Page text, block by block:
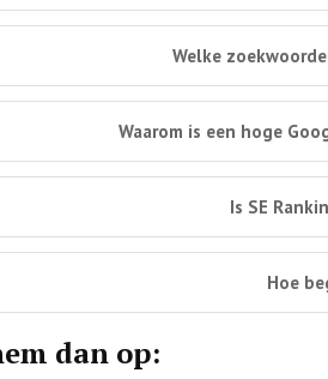
Welke
Waarom is een hoge
Is SE
Hoe
dan op: